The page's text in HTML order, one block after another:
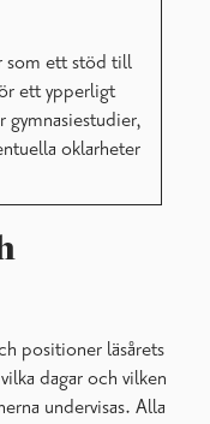
som ett stöd till
ett ypperligt
oklarheter
positioner läsårets
dagar och vilken
undervisas. Alla